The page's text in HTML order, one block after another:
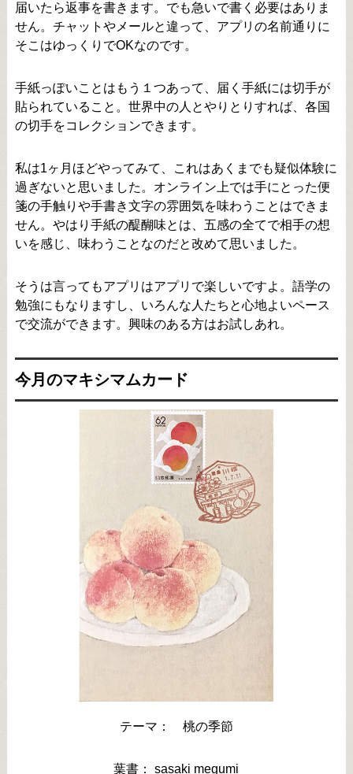
届いたら返事を書きます。でも急いで書く必要はありま
せん。チャットやメールと違って、アプリの名前通りに
そこはゆっくりでOKなのです。
手紙っぽいことはもう１つあって、届く手紙には切手が
貼られていること。世界中の人とやりとりすれば、各国
の切手をコレクションできます。
私は1ヶ月ほどやってみて、これはあくまでも疑似体験に
過ぎないと思いました。オンライン上では手にとった便
箋の手触りや手書き文字の雰囲気を味わうことはできま
せん。やはり手紙の醍醐味とは、五感の全てで相手の想
いを感じ、味わうことなのだと改めて思いました。
そうは言ってもアプリはアプリで楽しいですよ。語学の
勉強にもなりますし、いろんな人たちと心地よいペース
で交流ができます。興味のある方はお試しあれ。
今月のマキシマムカード
テーマ： 桃の季節
葉書： sasaki megumi